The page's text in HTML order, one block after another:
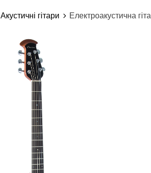
Акустичні гітари Електроакустична